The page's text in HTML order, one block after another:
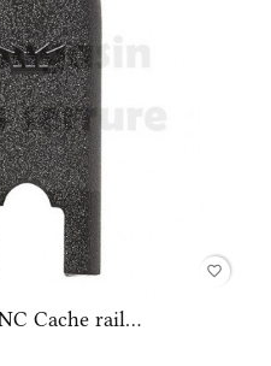
favorite_border
Cache rail...